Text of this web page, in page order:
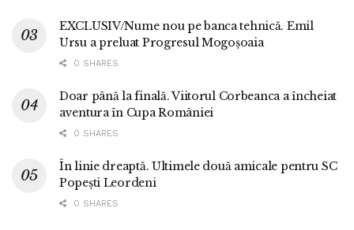
EXCLUSIV/Nume nou pe banca tehnică. Emil
Ursu a preluat Progresul Mogoșoaia
0 SHARES
Doar până la finală. Viitorul Corbeanca a încheiat
aventura în Cupa României
0 SHARES
În linie dreaptă. Ultimele două amicale pentru SC
Popești Leordeni
0 SHARES